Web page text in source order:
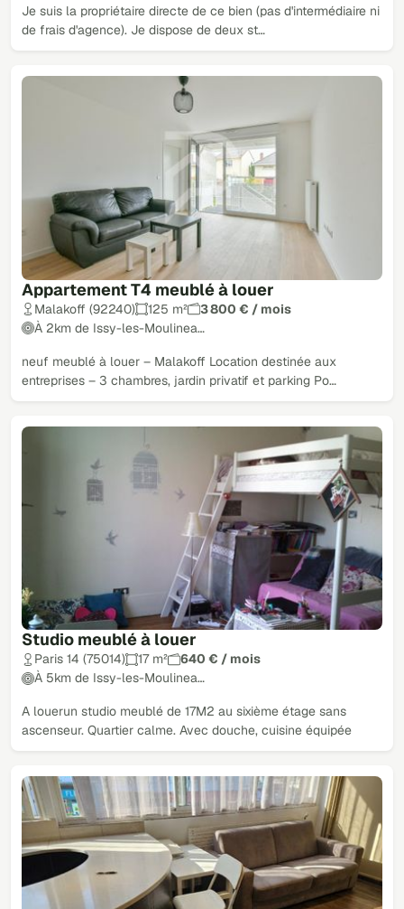
Je suis la propriétaire directe de ce bien (pas d'intermédiaire ni
de frais d'agence). Je dispose de deux st…
Appartement T4 meublé à louer
Malakoff (92240) 125 m²
3 800 € / mois
À 2km de Issy-les-Moulinea…
neuf meublé à louer – Malakoff Location destinée aux
entreprises – 3 chambres, jardin privatif et parking Po…
Studio meublé à louer
Paris 14 (75014) 17 m²
640 € / mois
À 5km de Issy-les-Moulinea…
A louerun studio meublé de 17M2 au sixième étage sans
ascenseur. Quartier calme. Avec douche, cuisine équipée